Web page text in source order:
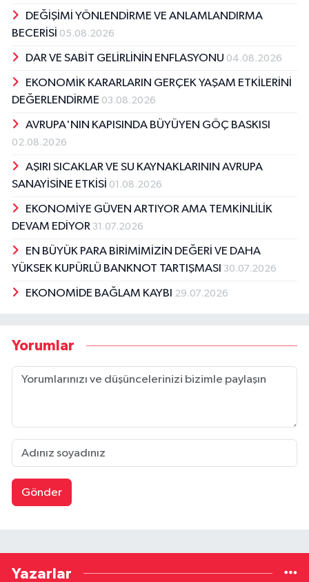
DEĞİŞİMİ YÖNLENDİRME VE ANLAMLANDIRMA
BECERİSİ 05.08.2026
DAR VE SABİT GELİRLİNİN ENFLASYONU 04.08.2026
EKONOMİK KARARLARIN GERÇEK YAŞAM ETKİLERİNİ
DEĞERLENDİRME 03.08.2026
AVRUPA'NIN KAPISINDA BÜYÜYEN GÖÇ BASKISI
02.08.2026
AŞIRI SICAKLAR VE SU KAYNAKLARININ AVRUPA
SANAYİSİNE ETKİSİ 01.08.2026
EKONOMİYE GÜVEN ARTIYOR AMA TEMKİNLİLİK
DEVAM EDİYOR 31.07.2026
EN BÜYÜK PARA BİRİMİMİZİN DEĞERİ VE DAHA
YÜKSEK KUPÜRLÜ BANKNOT TARTIŞMASI 30.07.2026
EKONOMİDE BAĞLAM KAYBI 29.07.2026
Yorumlar
Gönder
Yazarlar